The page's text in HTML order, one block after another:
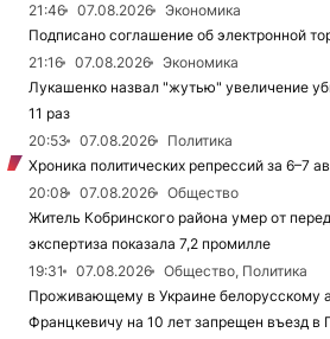
21:46
07.08.2026
Экономика
Подписано соглашение об электронной
21:16
07.08.2026
Экономика
Лукашенко назвал "жутью" увеличение
11 раз
20:53
07.08.2026
Политика
Хроника политических репрессий за 6–7
20:08
07.08.2026
Общество
Житель Кобринского района умер от
экспертиза показала 7,2 промилле
19:31
07.08.2026
Общество, Политика
Проживающему в Украине белорусскому
Францкевичу на 10 лет запрещен въезд в